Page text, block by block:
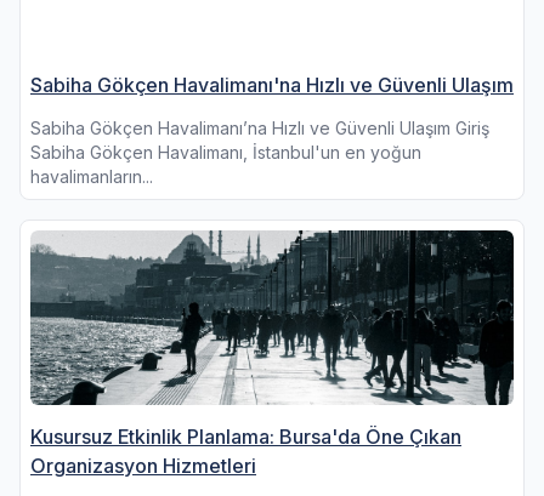
Sabiha Gökçen Havalimanı'na Hızlı ve Güvenli Ulaşım
Sabiha Gökçen Havalimanı’na Hızlı ve Güvenli Ulaşım Giriş
Sabiha Gökçen Havalimanı, İstanbul'un en yoğun
havalimanların...
Kusursuz Etkinlik Planlama: Bursa'da Öne Çıkan
Organizasyon Hizmetleri